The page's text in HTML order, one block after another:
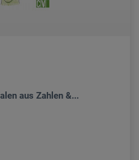
aus Zahlen &...